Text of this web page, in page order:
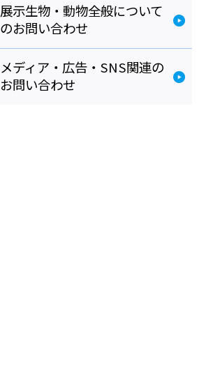
展示生物・動物全般について
のお問い合わせ
メディア・広告・SNS関連の
お問い合わせ